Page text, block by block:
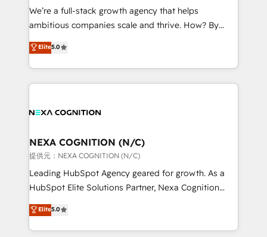
& logistics, energy/solar, staffing and recruiting,
media, healthcare and government contractors. Our
Technical Solutions, Enablement Solutions, Digital
Solutions and Growth Solutions. As a fully
We’re a full-stack growth agency that helps
ambitious companies scale and thrive. How? By
upgrading and streamlining every single revenue-
generating aspect of your business. We’re proud
HubSpot Elite Solutions Partners and devout CRM
nerds who can harness HubSpot’s custom digital
experience. Working hand-in-hand with your team,
traffic, generates better leads and crushes your
revenue goals. We've worked with thousands of
HubSpot customers and we'd love to work with you
too! Clients come to us for: Advanced CRM solutions
HubSpot Data System Migrations between systems
to HubSpot New lead generation strategies Time-
Elite5.0
NEXA COGNITION (N/C)
提供元：NEXA COGNITION (N/C)
Leading HubSpot Agency geared for growth. As a
HubSpot Elite Solutions Partner, Nexa Cognition
ranks in the top 1% of global HubSpot Partners and
has been one of the longest-standing partners since
2012. We empower businesses to harness the full
Elite5.0